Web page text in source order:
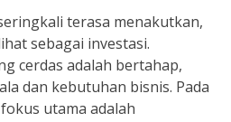
terasa menakutkan,
sebagai investasi.
cerdas adalah bertahap,
dan kebutuhan bisnis. Pada
utama adalah